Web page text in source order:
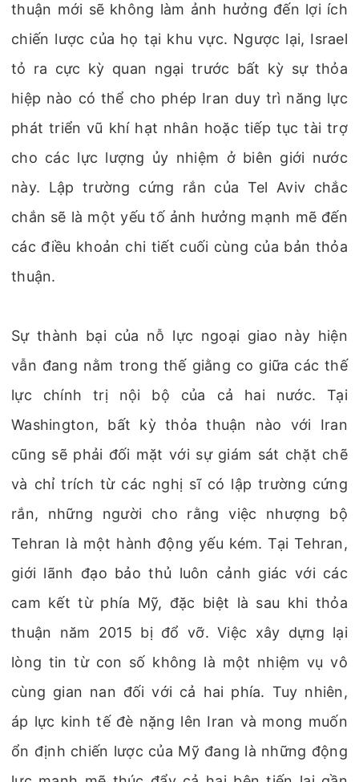
thuận mới sẽ không làm ảnh hưởng đến lợi ích
chiến lược của họ tại khu vực. Ngược lại, Israel
tỏ ra cực kỳ quan ngại trước bất kỳ sự thỏa
hiệp nào có thể cho phép Iran duy trì năng lực
phát triển vũ khí hạt nhân hoặc tiếp tục tài trợ
cho các lực lượng ủy nhiệm ở biên giới nước
này. Lập trường cứng rắn của Tel Aviv chắc
chắn sẽ là một yếu tố ảnh hưởng mạnh mẽ đến
các điều khoản chi tiết cuối cùng của bản thỏa
thuận.
Sự thành bại của nỗ lực ngoại giao này hiện
vẫn đang nằm trong thế giằng co giữa các thế
lực chính trị nội bộ của cả hai nước. Tại
Washington, bất kỳ thỏa thuận nào với Iran
cũng sẽ phải đối mặt với sự giám sát chặt chẽ
và chỉ trích từ các nghị sĩ có lập trường cứng
rắn, những người cho rằng việc nhượng bộ
Tehran là một hành động yếu kém. Tại Tehran,
giới lãnh đạo bảo thủ luôn cảnh giác với các
cam kết từ phía Mỹ, đặc biệt là sau khi thỏa
thuận năm 2015 bị đổ vỡ. Việc xây dựng lại
lòng tin từ con số không là một nhiệm vụ vô
cùng gian nan đối với cả hai phía. Tuy nhiên,
áp lực kinh tế đè nặng lên Iran và mong muốn
ổn định chiến lược của Mỹ đang là những động